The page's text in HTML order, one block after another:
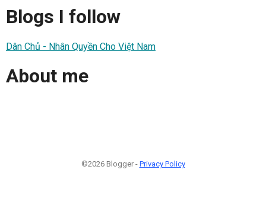
Blogs I follow
Dân Chủ - Nhân Quyền Cho Việt Nam
About me
©2026 Blogger - Privacy Policy